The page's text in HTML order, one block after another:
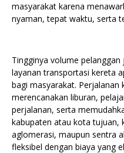
masyarakat karena
nyaman, tepat waktu, serta
Tingginya volume
layanan transportasi kereta
bagi masyarakat.
merencanakan liburan,
perjalanan, serta
kabupaten atau kota tujuan,
aglomerasi, maupun sentra
fleksibel dengan biaya yang